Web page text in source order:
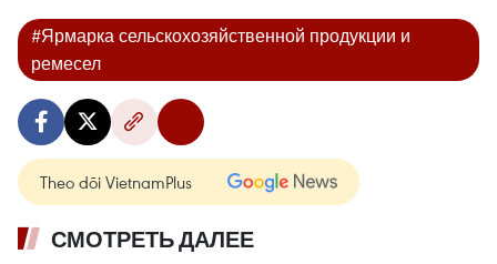
#Ярмарка сельскохозяйственной продукции и
ремесел
Theo dõi VietnamPlus
СМОТРЕТЬ ДАЛЕЕ